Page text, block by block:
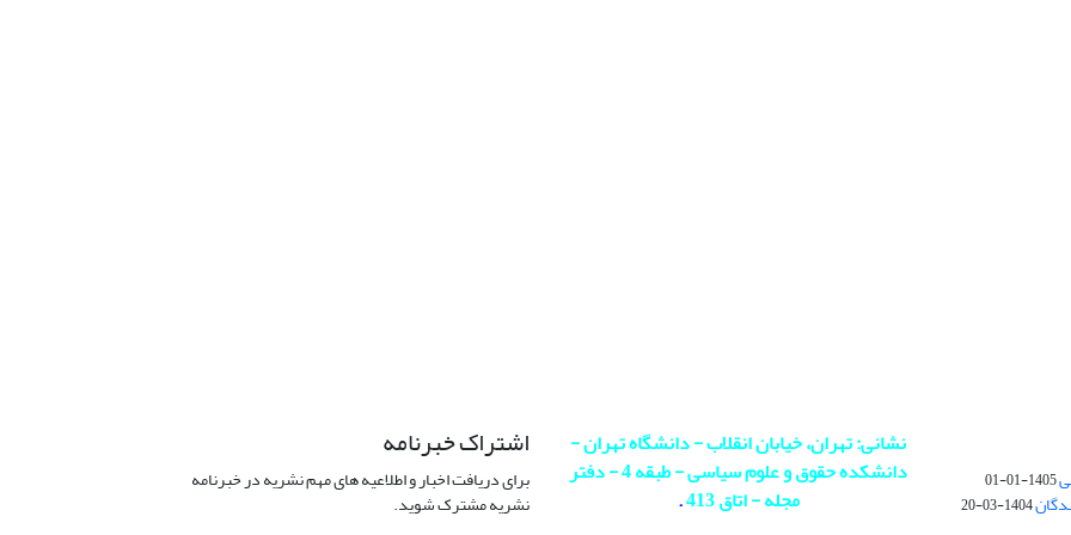
1405-01-01
1404-03-20
نشانی: تهران، خیابان انقلاب - دانشگاه تهران -
دانشکده حقوق و علوم سیاسی - طبقه 4 - دفتر
مجله - اتاق 413
.
اشتراک خبرنامه
برای دریافت اخبار و اطلاعیه های مهم نشریه در خبرنامه
نشریه مشترک شوید.